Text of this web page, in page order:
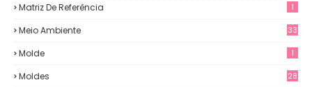
Matriz De Referência 1
Meio Ambiente 33
Molde 1
Moldes 28